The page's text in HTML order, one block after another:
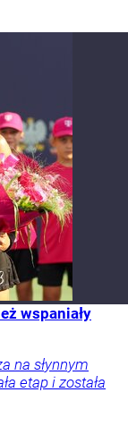
wspaniały
na słynnym
etap i została